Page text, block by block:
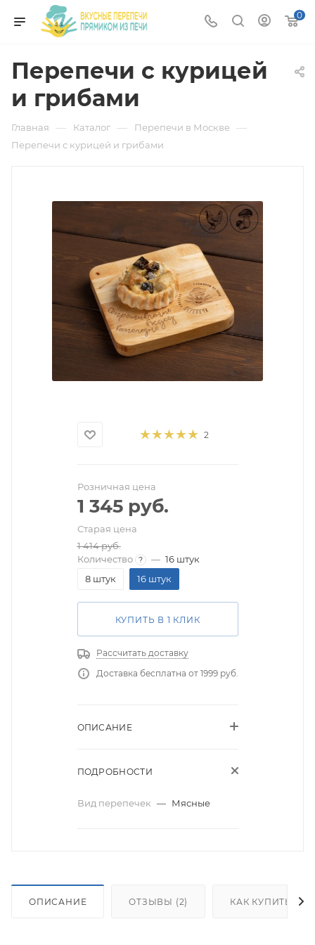
0
Перепечи с курицей
и грибами
Главная — Каталог — Перепечи в Москве —
Перепечи с курицей и грибами
2
Розничная цена
1 345руб.
Старая цена
1 414руб.
Количество
? — 16 штук
8 штук
16 штук
КУПИТЬ В 1 КЛИК
Рассчитать доставку
Доставка бесплатна от 1999 руб.
ОПИСАНИЕ
ПОДРОБНОСТИ
Вид перепечек — Мясные
ОПИСАНИЕ ОТЗЫВЫ (2) КАК КУПИТЬ